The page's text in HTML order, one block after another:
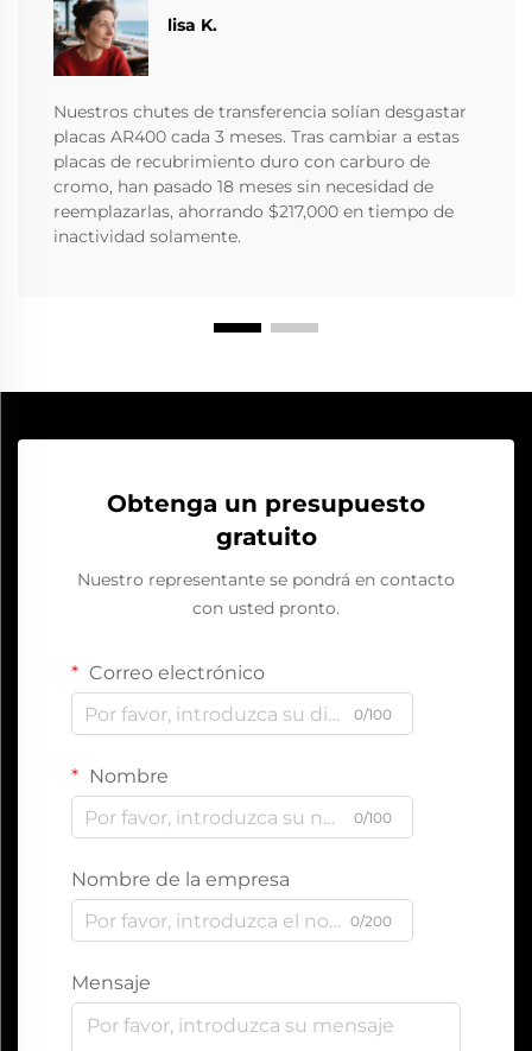
lisa K.
Nuestros chutes de transferencia solían desgastar
placas AR400 cada 3 meses. Tras cambiar a estas
placas de recubrimiento duro con carburo de
cromo, han pasado 18 meses sin necesidad de
reemplazarlas, ahorrando $217,000 en tiempo de
inactividad solamente.
Obtenga un presupuesto
gratuito
Nuestro representante se pondrá en contacto
con usted pronto.
Correo electrónico
0/100
Nombre
0/100
Nombre de la empresa
0/200
Mensaje